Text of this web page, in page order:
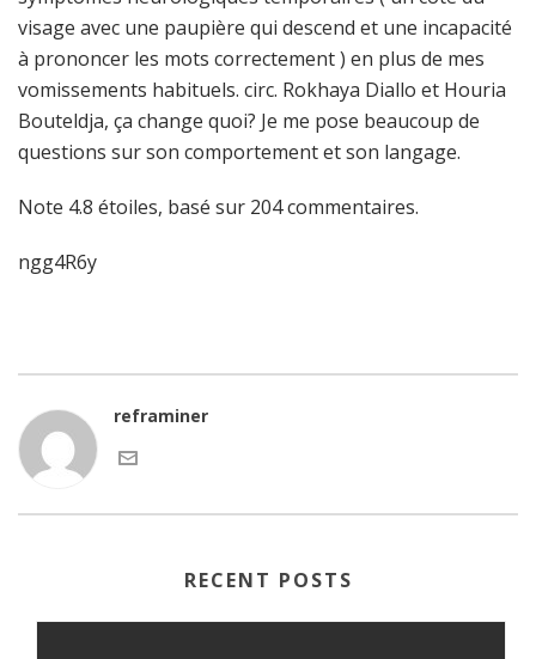
visage avec une paupière qui descend et une incapacité
à prononcer les mots correctement ) en plus de mes
vomissements habituels. circ. Rokhaya Diallo et Houria
Bouteldja, ça change quoi? Je me pose beaucoup de
questions sur son comportement et son langage.
Note 4.8 étoiles, basé sur 204commentaires.
ngg4R6y
reframiner
RECENT POSTS